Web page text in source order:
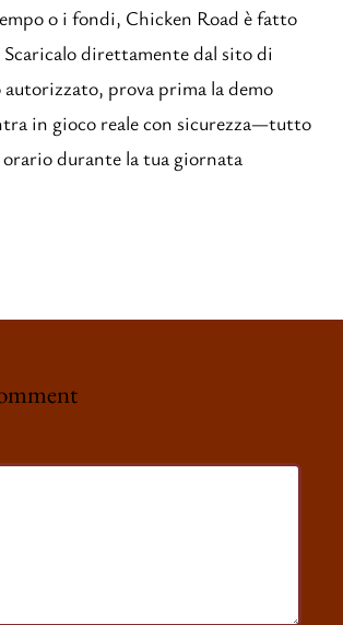
o i fondi, Chicken Road è fatto
direttamente dal sito di
autorizzato, prova prima la demo
in gioco reale con sicurezza—tutto
durante la tua giornata